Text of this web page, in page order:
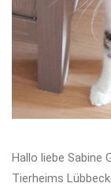
Hallo liebe Sabine
Tierheims